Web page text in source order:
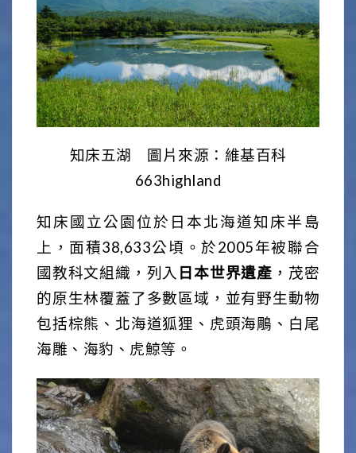
知床五湖 圖片來源：維基百科
663highland
知床國立公園位於日本北海道知床半島
上，面積38,633公頃。於2005年被聯合
國教科文組織，列入 日本世界遺產 ，茂密
的原生林覆蓋了多數區域，並有野生動物
包括棕熊、北海道狐狸、虎頭海鵰、白尾
海雕、海豹、虎鯨等。